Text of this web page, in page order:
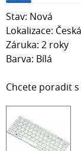
Stav: Nová
Lokalizace: Česká
Záruka: 2 roky
Barva: Bílá
Chcete poradit